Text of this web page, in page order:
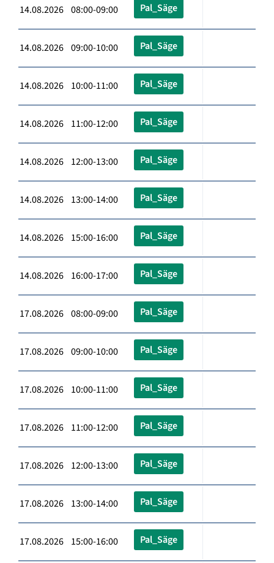
14.08.2026 08:00-09:00 Pal_Säge
14.08.2026 09:00-10:00 Pal_Säge
14.08.2026 10:00-11:00 Pal_Säge
14.08.2026 11:00-12:00 Pal_Säge
14.08.2026 12:00-13:00 Pal_Säge
14.08.2026 13:00-14:00 Pal_Säge
14.08.2026 15:00-16:00 Pal_Säge
14.08.2026 16:00-17:00 Pal_Säge
17.08.2026 08:00-09:00 Pal_Säge
17.08.2026 09:00-10:00 Pal_Säge
17.08.2026 10:00-11:00 Pal_Säge
17.08.2026 11:00-12:00 Pal_Säge
17.08.2026 12:00-13:00 Pal_Säge
17.08.2026 13:00-14:00 Pal_Säge
17.08.2026 15:00-16:00 Pal_Säge